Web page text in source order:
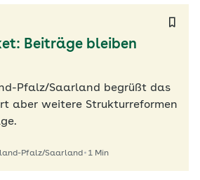
Beiträge bleiben
Pfalz/Saarland begrüßt das
aber weitere Strukturreformen
Pfalz/Saarland 1 Min